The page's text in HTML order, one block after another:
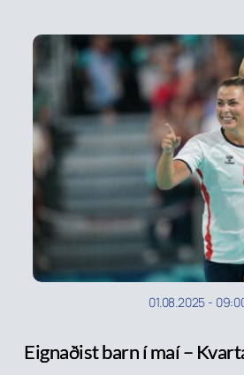
01.08.2025 -
Eignaðist barn í maí –